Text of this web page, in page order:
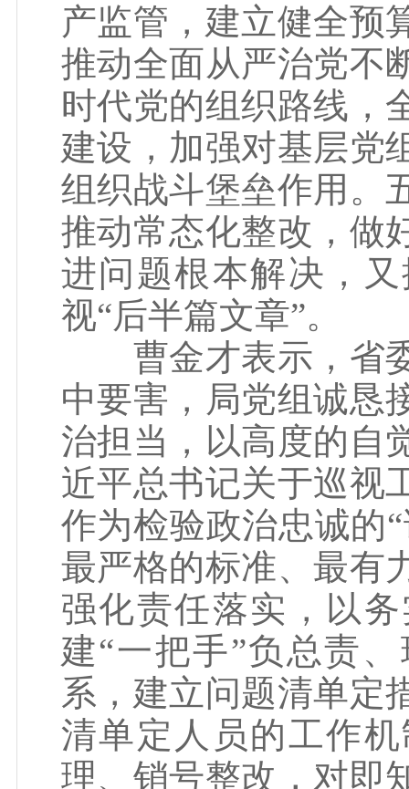
产监管，建立健全预
推动全面从严治党不
时代党的组织路线，
建设，加强对基层党
组织战斗堡垒作用。
推动常态化整改，做
进问题根本解决，
视“后半篇文章”。
曹金才表示，省委
中要害，局党组诚恳
治担当，以高度的自
近平总书记关于巡视
作为检验政治忠诚的
最严格的标准、最有
强化责任落实，以
建“一把手”负总责
系，建立问题清单定
清单定人员的工作
理、销号整改，对即